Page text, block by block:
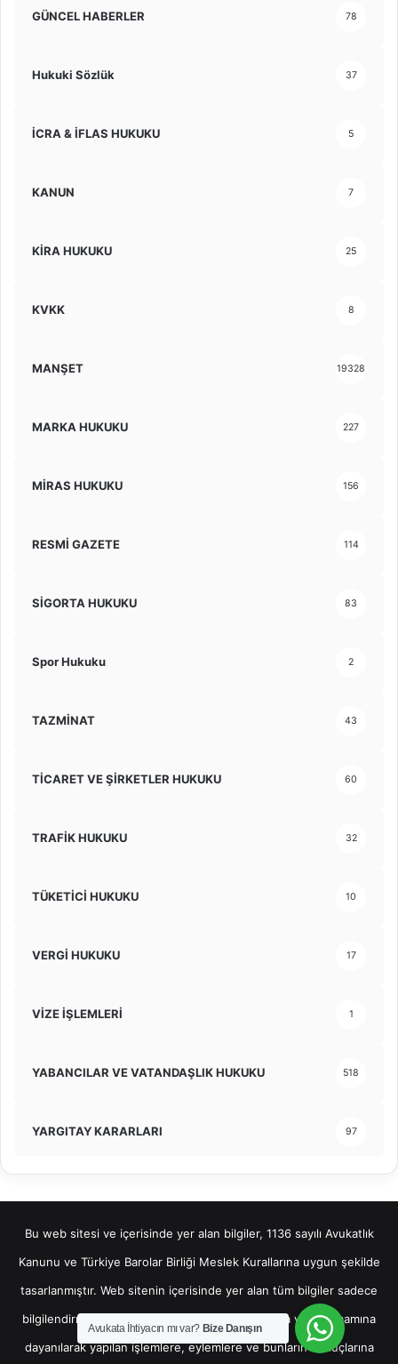
GÜNCEL HABERLER 78
Hukuki Sözlük 37
İCRA & İFLAS HUKUKU 5
KANUN 7
KİRA HUKUKU 25
KVKK 8
MANŞET 19328
MARKA HUKUKU 227
MİRAS HUKUKU 156
RESMİ GAZETE 114
SİGORTA HUKUKU 83
Spor Hukuku 2
TAZMİNAT 43
TİCARET VE ŞİRKETLER HUKUKU 60
TRAFİK HUKUKU 32
TÜKETİCİ HUKUKU 10
VERGİ HUKUKU 17
VİZE İŞLEMLERİ 1
YABANCILAR VE VATANDAŞLIK HUKUKU 518
YARGITAY KARARLARI 97
Bu web sitesi ve içerisinde yer alan bilgiler, 1136 sayılı Avukatlık
Kanunu ve Türkiye Barolar Birliği Meslek Kurallarına uygun şekilde
tasarlanmıştır. Web sitenin içerisinde yer alan tüm bilgiler sadece
bilgilendirme amaçlı olup, bu bilgilerin bir kısmına veya tamamına
dayanılarak yapılan işlemlere, eylemlere ve bunların sonuçlarına
Avukata İhtiyacın mı var? Bize Danışın